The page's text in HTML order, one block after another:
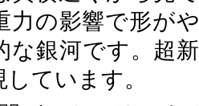
力の影響で形が
な銀河です。超
ています。